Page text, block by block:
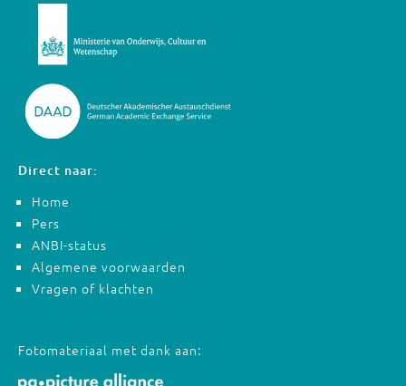
Direct naar:
Home
Pers
ANBI-status
Algemene voorwaarden
Vragen of klachten
Fotomateriaal met dank aan: